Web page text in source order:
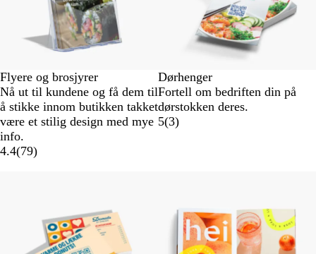
Flyere og brosjyrer
Nå ut til kundene og få dem til
å stikke innom butikken takket
være et stilig design med mye
info.
4.4(79)
Dørhenger
Fortell om bedriften din på
dørstokken deres.
5(3)